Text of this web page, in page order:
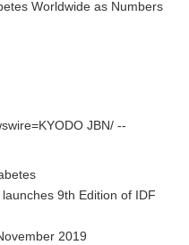
Worldwide as Numbers
JBN/ --
9th Edition of IDF
2019